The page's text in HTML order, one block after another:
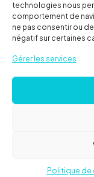
technologies nous
comportement de
ne pas consentir ou
négatif sur certaines
Gérer les services
Politique
Roues